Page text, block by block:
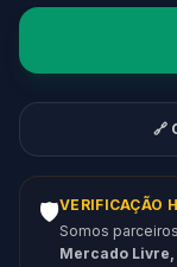
🔗
🛡️VERIFICAÇÃO
Somos
Mercado Livre,